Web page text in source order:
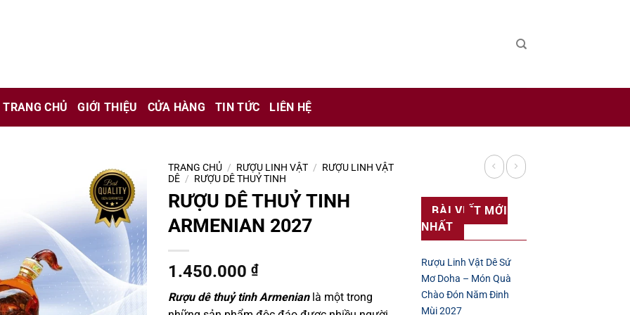
chỉ là kênh giới thiệu thông tin các sản phẩm từ những công ty sản xuất rượu uy tín trên thế giới.
đang mang thai.
TRANG CHỦ GIỚI THIỆU CỬA HÀNG TIN TỨC LIÊN HỆ
TRANG CHỦ / RƯỢU LINH VẬT / RƯỢU LINH VẬT
DÊ / RƯỢU DÊ THUỶ TINH
RƯỢU DÊ THUỶ TINH
ARMENIAN 2027
1.450.000 ₫
Rượu dê thuỷ tinh Armenianlà một trong
BÀI VIẾT MỚI
NHẤT
Rượu Linh Vật Dê Sứ
Mơ Doha – Món Quà
Chào Đón Năm Đinh
Mùi 2027